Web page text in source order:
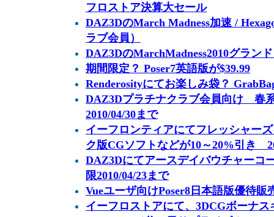
フロストア決算大セール
DAZ3DのMarch Madness加速 /
ラブ会員）
DAZ3DのMarchMadness2010グラン
期間限定？ Poser7英語版が$39.99
Renderosityにてお楽しみ袋？
DAZ3Dプラチナクラブ会員向け 春
2010/04/30まで
イーフロンティアにてフレッシャー
ク版CGソフトなどが10～20%引き
DAZ3Dにてアースデイバウチャー
限2010/04/23まで
Vueユーザ向けPoser8日本語版優待販
イーフロストアにて、3DCGボーナ